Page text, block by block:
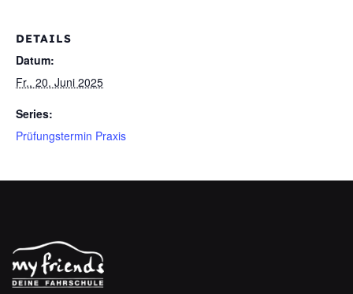
DETAILS
Datum:
Fr., 20. Juni 2025
Series:
Prüfungstermin Praxis